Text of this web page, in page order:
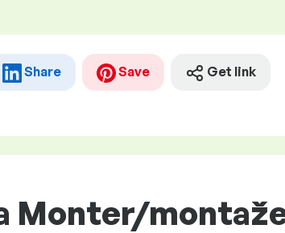
Share Save Get link
Monter/